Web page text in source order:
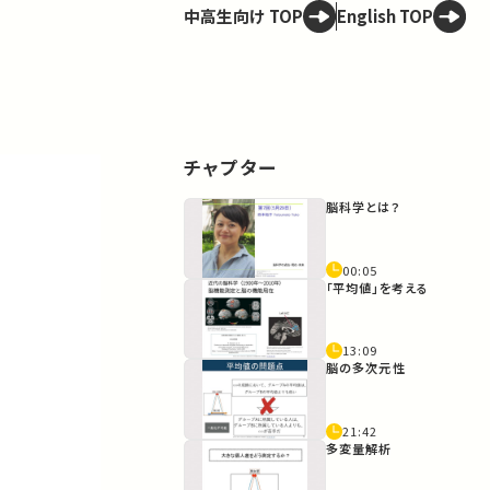
中高生向け TOP English TOP
チャプター
脳科学とは？
00:05
「平均値」を考える
13:09
脳の多次元性
21:42
多変量解析